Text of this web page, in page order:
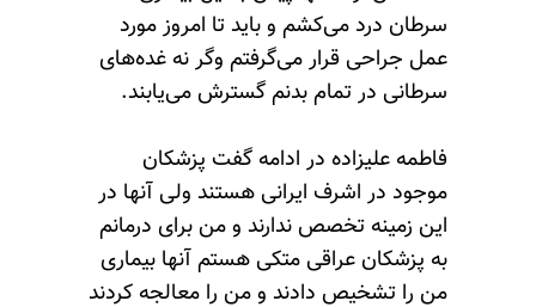
سرطان درد می‌کشم و باید تا امروز مورد
عمل جراحی قرار می‌گرفتم وگر نه غده‌های
سرطانی در تمام بدنم گسترش می‌یابند.
فاطمه علیزاده در ادامه گفت پزشکان
موجود در اشرف ایرانی هستند ولی آنها در
این زمینه تخصص ندارند و من برای درمانم
به پزشکان عراقی متکی هستم آنها بیماری
من را تشخیص دادند و من را معالجه کردند